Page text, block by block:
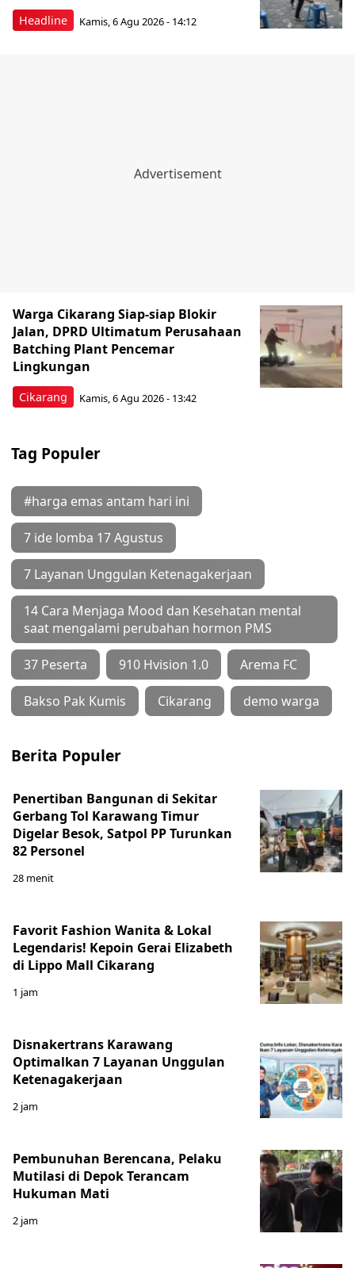
Headline Kamis, 6 Agu 2026 - 14:12
Cikarang
Warga Cikarang Siap-siap Blokir
Jalan, DPRD Ultimatum Perusahaan
Batching Plant Pencemar
Lingkungan
Kamis, 6 Agu 2026 - 13:42
Tag Populer
#harga emas antam hari ini
7 ide lomba 17 Agustus
7 Layanan Unggulan Ketenagakerjaan
14 Cara Menjaga Mood dan Kesehatan mental
saat mengalami perubahan hormon PMS
37 Peserta 910 Hvision 1.0 Arema FC
Bakso Pak Kumis Cikarang demo warga
Berita Populer
Penertiban Bangunan di Sekitar
Gerbang Tol Karawang Timur
Digelar Besok, Satpol PP Turunkan
82 Personel
28 menit
Favorit Fashion Wanita & Lokal
Legendaris! Kepoin Gerai Elizabeth
di Lippo Mall Cikarang
1 jam
Disnakertrans Karawang
Optimalkan 7 Layanan Unggulan
Ketenagakerjaan
2 jam
Pembunuhan Berencana, Pelaku
Mutilasi di Depok Terancam
Hukuman Mati
2 jam